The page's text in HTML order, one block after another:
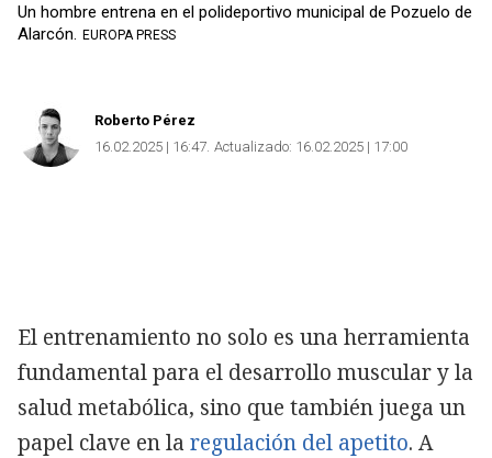
Un hombre entrena en el polideportivo municipal de Pozuelo de
Alarcón. EUROPA PRESS
Roberto Pérez
16.02.2025 | 16:47 Actualizado: 16.02.2025 | 17:00
El entrenamiento no solo es una herramienta
fundamental para el desarrollo muscular y la
salud metabólica, sino que también juega un
papel clave en la regulación del apetito. A